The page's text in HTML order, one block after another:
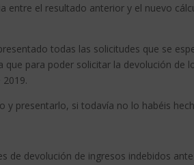
entre el resultado anterior y el nuevo
todas las solicitudes que se
para poder solicitar la devolución de
y presentarlo, si todavía no lo habéis
de devolución de ingresos indebidos